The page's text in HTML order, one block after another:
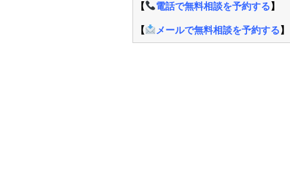
【 電話で無料相談を予約する 】
【 メールで無料相談を予約する 】